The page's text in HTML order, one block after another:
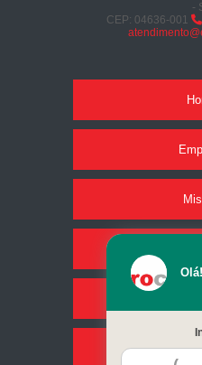
-
CEP: 04636-001